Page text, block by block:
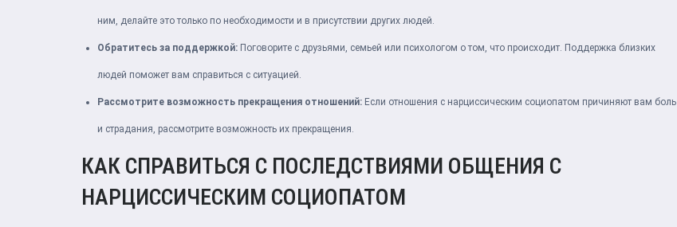
ним, делайте это только по необходимости и в присутствии других людей.
Обратитесь за поддержкой: Поговорите с друзьями, семьей или психологом о том, что происходит. Поддержка близких
людей поможет вам справиться с ситуацией.
Рассмотрите возможность прекращения отношений: Если отношения с нарциссическим социопатом причиняют вам боль
и страдания, рассмотрите возможность их прекращения.
КАК СПРАВИТЬСЯ С ПОСЛЕДСТВИЯМИ ОБЩЕНИЯ С
НАРЦИССИЧЕСКИМ СОЦИОПАТОМ